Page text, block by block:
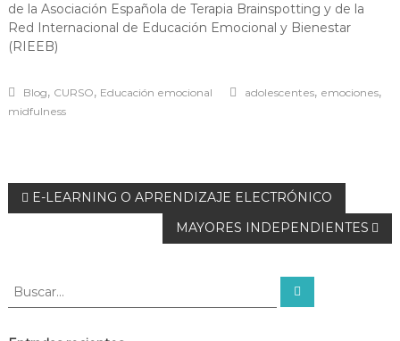
de la Asociación Española de Terapia Brainspotting y de la
Red Internacional de Educación Emocional y Bienestar
(RIEEB)
Blog, CURSO, Educación emocional adolescentes, emociones,
midfulness
E-LEARNING O APRENDIZAJE ELECTRÓNICO
MAYORES INDEPENDIENTES